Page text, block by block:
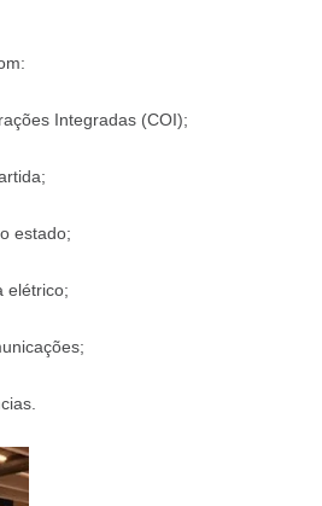
Integradas (COI);
estado;
elétrico;